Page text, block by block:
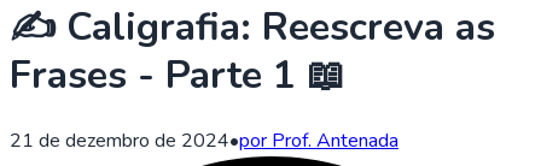
✍️ Caligrafia: Reescreva as
Frases - Parte 1 📖
21 de dezembro de 2024•por Prof. Antenada